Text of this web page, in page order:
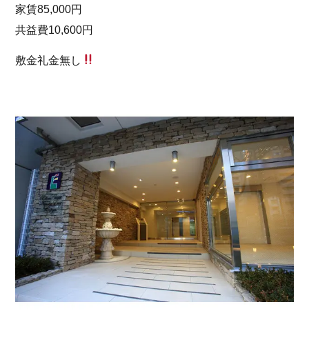
家賃85,000円
共益費10,600円
敷金礼金無し